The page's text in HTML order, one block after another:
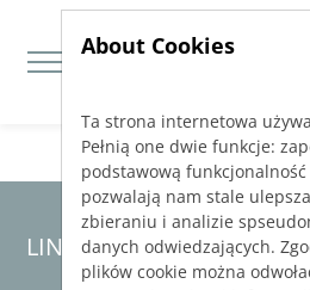
Jump directly to main navigation
Jump directly to content
LINEAR Solutions 23 für
About Cookies
Ta strona internetowa
Pełnią one dwie funkcje:
podstawową
pozwalają nam stale
zbieraniu i analizie
danych odwiedzających.
plików cookie można